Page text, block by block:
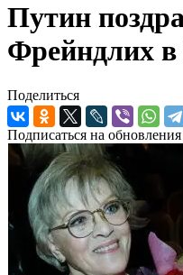
Путин
Фрейндлих в
Поделиться
Подписаться на обновления